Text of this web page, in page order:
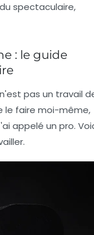
spectaculaire,
: le guide
n'est pas un travail
le faire moi-même,
appelé un pro.